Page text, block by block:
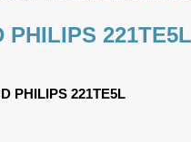
221TE5L
221TE5L